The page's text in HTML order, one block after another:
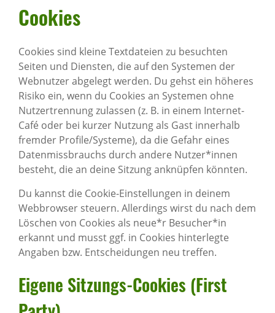
Cookies
Cookies sind kleine Textdateien zu besuchten
Seiten und Diensten, die auf den Systemen der
Webnutzer abgelegt werden. Du gehst ein höheres
Risiko ein, wenn du Cookies an Systemen ohne
Nutzertrennung zulassen (z. B. in einem Internet-
Café oder bei kurzer Nutzung als Gast innerhalb
fremder Profile/Systeme), da die Gefahr eines
Datenmissbrauchs durch andere Nutzer*innen
besteht, die an deine Sitzung anknüpfen könnten.
Du kannst die Cookie-Einstellungen in deinem
Webbrowser steuern. Allerdings wirst du nach dem
Löschen von Cookies als neue*r Besucher*in
erkannt und musst ggf. in Cookies hinterlegte
Angaben bzw. Entscheidungen neu treffen.
Eigene Sitzungs-Cookies (First